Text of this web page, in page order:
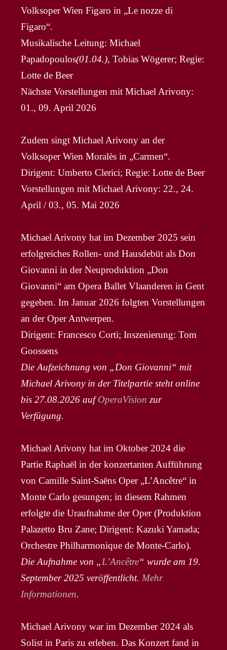
Volksoper Wien Figaro in „Le nozze di
Figaro“.
Musikalische Leitung: Michael
Papadopoulos(01.04.),Tobias Wögerer; Regie:
Lotte de Beer
Nächste Vorstellungen mit Michael Arivony:
01., 09. April 2026
Zudem singt Michael Arivony an der
Volksoper Wien Moralès in „Carmen“.
Dirigent: Umberto Clerici; Regie: Lotte de Beer
Vorstellungen mit Michael Arivony: 22., 24.
April / 03., 05. Mai 2026
Michael Arivony hat im Dezember 2025 sein
erfolgreiches Rollen- und Hausdebüt als Don
Giovanni in der Neuproduktion „Don
Giovanni“ am Opera Ballet Vlaanderen in Gent
gegeben. Im Januar 2026 folgten Vorstellungen
an der Oper Antwerpen.
Dirigent: Francesco Corti; Inszenierung: Tom
Goossens
Die Aufzeichnung von „Don Giovanni“ mit
Michael Arivony in der Titelpartie steht online
bis 27.08.2026 aufOperaVision zur
Verfügung.
Michael Arivony hat im Oktober 2024 die
Partie Raphaël in der konzertanten Aufführung
von Camille Saint-Saëns Oper „L’Ancêtre“ in
Monte Carlo gesungen; in diesem Rahmen
erfolgte die Uraufnahme der Oper (Produktion
Palazetto Bru Zane; Dirigent: Kazuki Yamada;
Orchestre Philharmonique de Monte-Carlo).
Die Aufnahme von „L’Ancêtre“ wurde am 19.
September 2025 veröffentlicht. Mehr
Informationen.
Michael Arivony war im Dezember 2024 als
Solist in Paris zu erleben. Das Konzert fand in